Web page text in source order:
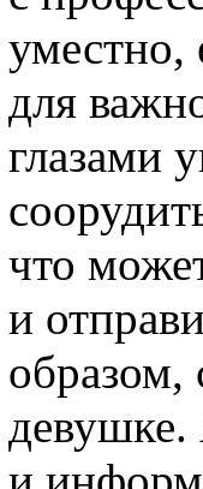
уместно,
для
глазами
что
и
образом,
девушке.